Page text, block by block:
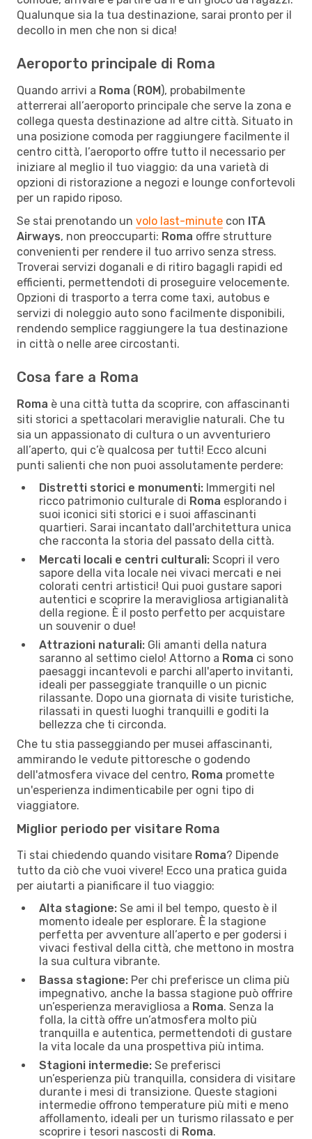
Qualunque sia la tua destinazione, sarai pronto per il
decollo in men che non si dica!
Aeroporto principale di Roma
Quando arrivi a Roma (ROM), probabilmente
atterrerai all’aeroporto principale che serve la zona e
collega questa destinazione ad altre città. Situato in
una posizione comoda per raggiungere facilmente il
centro città, l’aeroporto offre tutto il necessario per
iniziare al meglio il tuo viaggio: da una varietà di
opzioni di ristorazione a negozi e lounge confortevoli
per un rapido riposo.
Se stai prenotando un volo last-minute con ITA
Airways, non preoccuparti: Roma offre strutture
convenienti per rendere il tuo arrivo senza stress.
Troverai servizi doganali e di ritiro bagagli rapidi ed
efficienti, permettendoti di proseguire velocemente.
Opzioni di trasporto a terra come taxi, autobus e
servizi di noleggio auto sono facilmente disponibili,
rendendo semplice raggiungere la tua destinazione
in città o nelle aree circostanti.
Cosa fare a Roma
Roma è una città tutta da scoprire, con affascinanti
siti storici a spettacolari meraviglie naturali. Che tu
sia un appassionato di cultura o un avventuriero
all’aperto, qui c’è qualcosa per tutti! Ecco alcuni
punti salienti che non puoi assolutamente perdere:
Distretti storici e monumenti: Immergiti nel
ricco patrimonio culturale di Roma esplorando i
suoi iconici siti storici e i suoi affascinanti
quartieri. Sarai incantato dall'architettura unica
che racconta la storia del passato della città.
Mercati locali e centri culturali: Scopri il vero
sapore della vita locale nei vivaci mercati e nei
colorati centri artistici! Qui puoi gustare sapori
autentici e scoprire la meravigliosa artigianalità
della regione. È il posto perfetto per acquistare
un souvenir o due!
Attrazioni naturali: Gli amanti della natura
saranno al settimo cielo! Attorno a Roma ci sono
paesaggi incantevoli e parchi all'aperto invitanti,
ideali per passeggiate tranquille o un picnic
rilassante. Dopo una giornata di visite turistiche,
rilassati in questi luoghi tranquilli e goditi la
bellezza che ti circonda.
Che tu stia passeggiando per musei affascinanti,
ammirando le vedute pittoresche o godendo
dell'atmosfera vivace del centro, Roma promette
un'esperienza indimenticabile per ogni tipo di
viaggiatore.
Miglior periodo per visitare Roma
Ti stai chiedendo quando visitare Roma? Dipende
tutto da ciò che vuoi vivere! Ecco una pratica guida
per aiutarti a pianificare il tuo viaggio:
Alta stagione: Se ami il bel tempo, questo è il
momento ideale per esplorare. È la stagione
perfetta per avventure all’aperto e per godersi i
vivaci festival della città, che mettono in mostra
la sua cultura vibrante.
Bassa stagione: Per chi preferisce un clima più
impegnativo, anche la bassa stagione può offrire
un’esperienza meravigliosa a Roma. Senza la
folla, la città offre un’atmosfera molto più
tranquilla e autentica, permettendoti di gustare
la vita locale da una prospettiva più intima.
Stagioni intermedie: Se preferisci
un’esperienza più tranquilla, considera di visitare
durante i mesi di transizione. Queste stagioni
intermedie offrono temperature più miti e meno
affollamento, ideali per un turismo rilassato e per
scoprire i tesori nascosti di Roma.